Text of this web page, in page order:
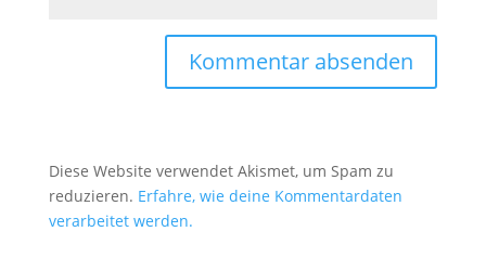
Diese Website verwendet Akismet, um Spam zu
reduzieren. Erfahre, wie deine Kommentardaten
verarbeitet werden.